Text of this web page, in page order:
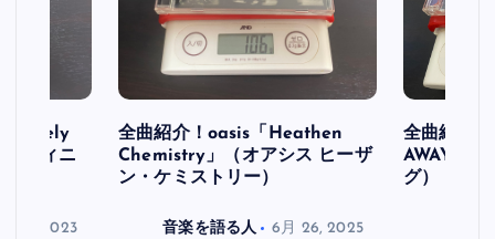
フィニ
30, 2023
全曲紹介！oasis「Heathen
Chemistry」（オアシス ヒーザ
ン・ケミストリー）
音楽を語る人 6月 26, 2025
全曲紹介
AWAY」
グ）